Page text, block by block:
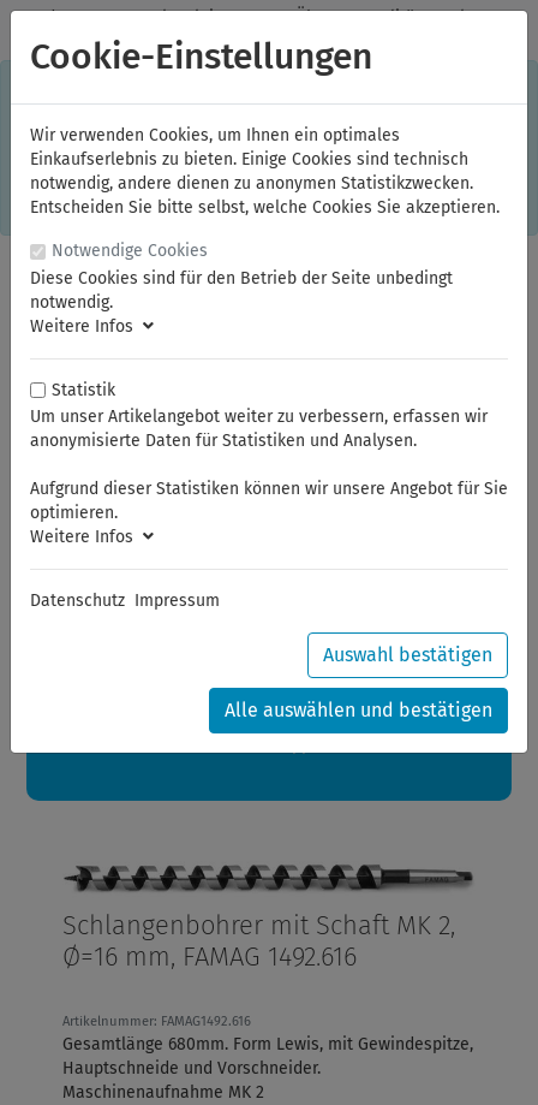
✓Jeden Monat starke Aktionen ✓Über 20 Qualitätsmarken ✓
Kostenlose Lieferung im Inland ab 150,00 Euro Bruttowarenwert
Einkaufserlebnis. Dabei werden beispielsweise die Session-
Informationen oder die Spracheinstellung auf Ihrem Rechner
gespeichert. Ohne Cookies ist der Funktionsumfang des
Online-Shops eingeschränkt. Sind Sie damit nicht
einverstanden, klicken Sie bitte hier.
Sommerferien
Sehr geehrte Kunden,
Ihre Bestellungen in diesem Zeitraum werden ab dem
24.08.2026 verschickt.
Eine schöne Sommerpause
Schlangenbohrer mit Schaft MK 2,
Ø=16 mm, FAMAG 1492.616
Artikelnummer: FAMAG1492.616
Gesamtlänge 680mm. Form Lewis, mit Gewindespitze,
Hauptschneide und Vorschneider.
Maschinenaufnahme MK 2
Cookie-Einstellungen
Wir verwenden Cookies, um Ihnen ein optimales
Einkaufserlebnis zu bieten. Einige Cookies sind technisch
notwendig, andere dienen zu anonymen Statistikzwecken.
Entscheiden Sie bitte selbst, welche Cookies Sie akzeptieren.
Notwendige Cookies
Diese Cookies sind für den Betrieb der Seite unbedingt
notwendig.
Weitere Infos
Statistik
Um unser Artikelangebot weiter zu verbessern, erfassen wir
anonymisierte Daten für Statistiken und Analysen.
Aufgrund dieser Statistiken können wir unsere Angebot für Sie
optimieren.
Weitere Infos
Datenschutz Impressum
Auswahl bestätigen
Alle auswählen und bestätigen